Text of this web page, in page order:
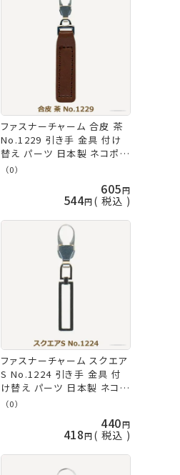
ファスナーチャーム 合皮 茶
No.1229 引き手 金具 付け
替え パーツ 日本製 ネコポス
可 ミササ 手芸の山久
（0）
605
544 税込
ファスナーチャーム スクエア
S No.1224 引き手 金具 付
け替え パーツ 日本製 ネコポ
ス可 ミササ 手芸の山久
（0）
440
418 税込